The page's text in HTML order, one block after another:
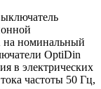
на номинальный
OptiDin
в электрических
частоты 50 Гц,